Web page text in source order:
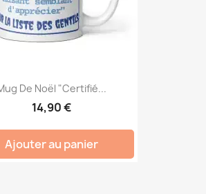
De Noël "Certifié...
14,90 €
Ajouter au panier